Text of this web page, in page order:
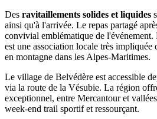
Des ravitaillements solides et liquides
ainsi qu'à l'arrivée. Le repas partagé
convivial emblématique de
est une association locale très
en montagne dans les Alpes-Maritimes.
Le village de Belvédère est accessible
via la route de la Vésubie. La région
exceptionnel, entre Mercantour et
week-end trail sportif et ressourçant.